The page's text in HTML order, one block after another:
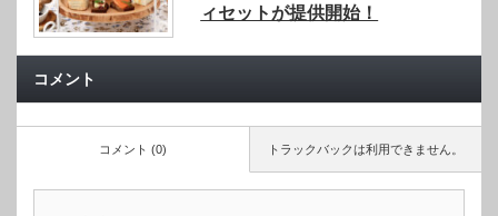
ィセットが提供開始！
コメント
トラックバックは利用できません。
コメント (0)